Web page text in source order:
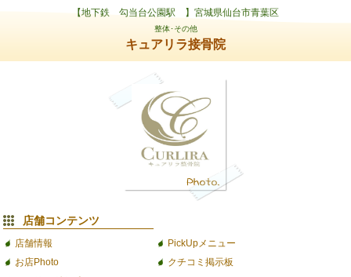
【地下鉄 勾当台公園駅 】宮城県仙台市青葉区
整体･その他
キュアリラ接骨院
店舗コンテンツ
店舗情報
PickUpメニュー
お店Photo
クチコミ掲示板